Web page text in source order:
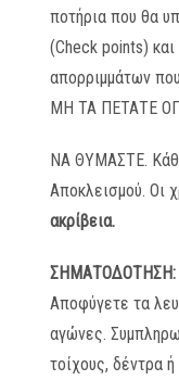
ποτήρια που θα
(Check points)
απορριμμάτων
ΜΗ ΤΑ ΠΕΤΑΤΕ
ΝΑ ΘΥΜΑΣΤΕ.
Αποκλεισμού. Οι
ακρίβεια.
ΣΗΜΑΤΟΔΟΤΗΣΗ:
Αποφύγετε τα
αγώνες.
τοίχους, δέντρα